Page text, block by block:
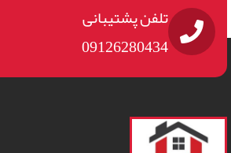
تلفن پشتیبانی
09126280434